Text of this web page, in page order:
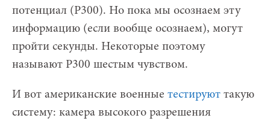
потенциал (Р300). Но пока мы осознаем эту
информацию (если вообще осознаем), могут
пройти секунды. Некоторые поэтому
называют P300 шестым чувством.
И вот американские военные тестируют такую
систему: камера высокого разрешения